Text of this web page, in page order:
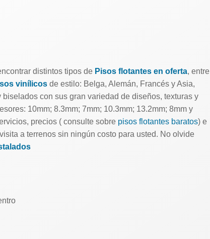
distintos tipos de Pisos flotantes en oferta, entre
vinílicos de estilo: Belga, Alemán, Francés y Asia,
con sus gran variedad de diseños, texturas y
10mm; 8.3mm; 7mm; 10.3mm; 13.2mm; 8mm y
precios ( consulte sobre pisos flotantes baratos) e
a terrenos sin ningún costo para usted. No olvide